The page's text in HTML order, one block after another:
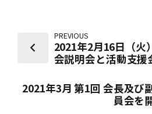
PREVIOUS
2021年2月16日（火
会説明会と活動支援
2021年3月 第1回 会長及び
員会を